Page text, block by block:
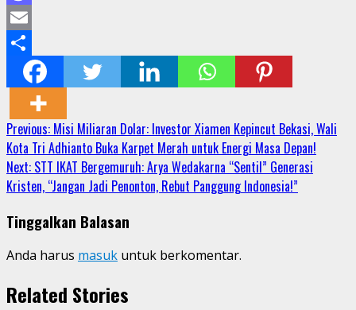
Mastodon
Email
Share
Continue
Reading
Previous: Misi Miliaran Dolar: Investor Xiamen Kepincut Bekasi, Wali
Kota Tri Adhianto Buka Karpet Merah untuk Energi Masa Depan!
Next: STT IKAT Bergemuruh: Arya Wedakarna “Sentil” Generasi
Kristen, “Jangan Jadi Penonton, Rebut Panggung Indonesia!”
Tinggalkan Balasan
Anda harus masuk untuk berkomentar.
Related Stories